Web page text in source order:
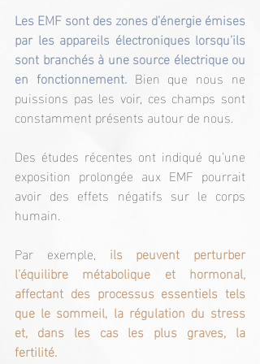
Les EMF sont des zones d’énergie émises
par les appareils électroniques lorsqu’ils
sont branchés à une source électrique ou
en fonctionnement. Bien que nous ne
puissions pas les voir, ces champs sont
constamment présents autour de nous.
Des études récentes ont indiqué qu’une
exposition prolongée aux EMF pourrait
avoir des effets négatifs sur le corps
humain.
Par exemple, ils peuvent perturber
l’équilibre métabolique et hormonal,
affectant des processus essentiels tels
que le sommeil, la régulation du stress
et, dans les cas les plus graves, la
fertilité.